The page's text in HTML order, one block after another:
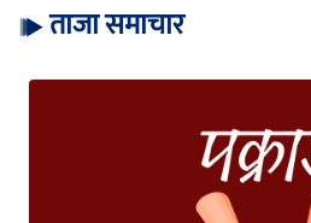
ताजा समाचार